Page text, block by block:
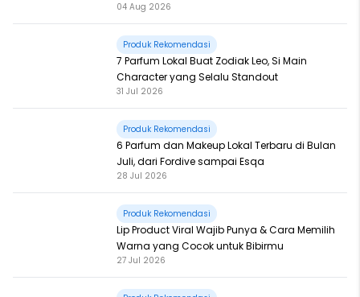
Fomo
04 Aug 2026
Produk Rekomendasi
7 Parfum Lokal Buat Zodiak Leo, Si Main
Character yang Selalu Standout
31 Jul 2026
Produk Rekomendasi
6 Parfum dan Makeup Lokal Terbaru di Bulan
Juli, dari Fordive sampai Esqa
28 Jul 2026
Produk Rekomendasi
Lip Product Viral Wajib Punya & Cara Memilih
Warna yang Cocok untuk Bibirmu
27 Jul 2026